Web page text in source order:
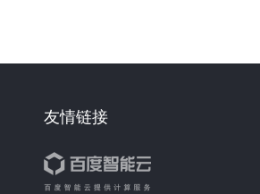
友情链接